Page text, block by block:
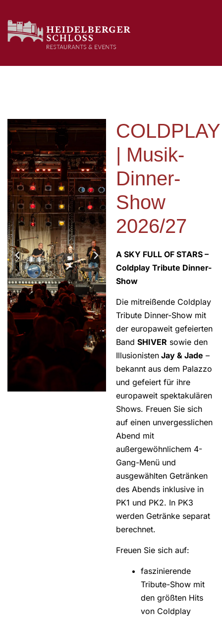
COLDPLAY
| Musik-
Dinner-
Show
2026/27
A SKY FULL OF STARS –
Coldplay Tribute Dinner-
Show
Die mitreißende Coldplay
Tribute Dinner-Show mit
der europaweit gefeierten
Band SHIVER sowie den
Illusionisten Jay & Jade –
bekannt aus dem Palazzo
und gefeiert für ihre
europaweit spektakulären
Shows. Freuen Sie sich
auf einen unvergesslichen
Abend mit
außergewöhnlichem 4-
Gang-Menü und
ausgewählten Getränken
des Abends inklusive in
PK1 und PK2. In PK3
werden Getränke separat
berechnet.
Freuen Sie sich auf:
faszinierende
Tribute-Show mit
den größten Hits
von Coldplay